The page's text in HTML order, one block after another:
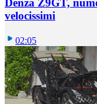
Denza Z9GT,
velocissimi
02:05